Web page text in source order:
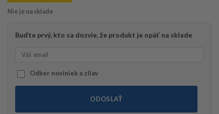
Nie je na sklade
Buďte prvý, kto sa dozvie, že produkt je opäť na sklade
Odber noviniek a zliav
ODOSLAŤ